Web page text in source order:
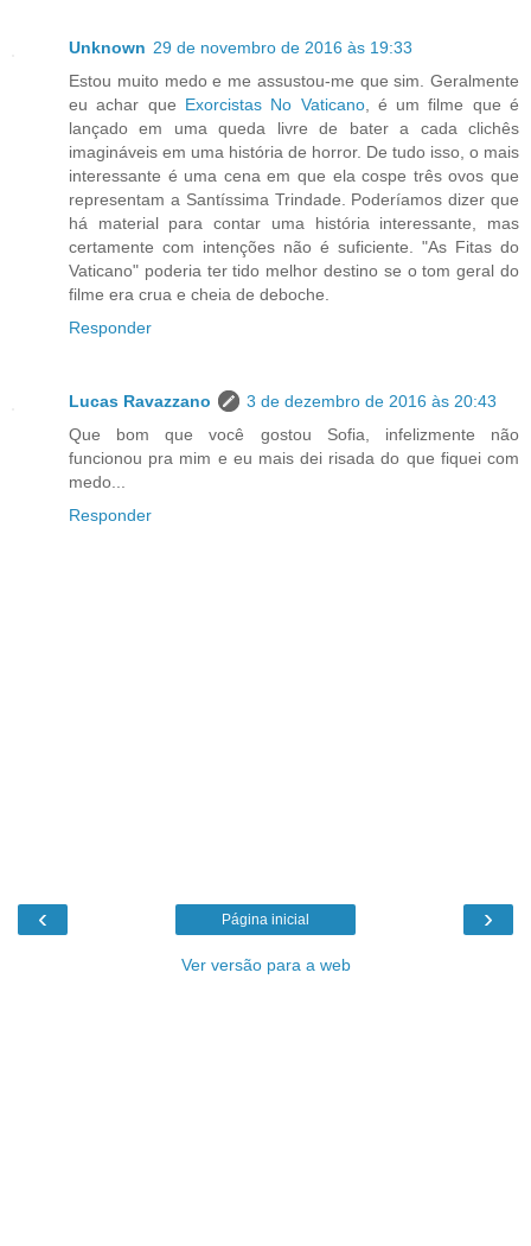
Unknown 29 de novembro de 2016 às 19:33
Estou muito medo e me assustou-me que sim. Geralmente
eu achar que Exorcistas No Vaticano, é um filme que é
lançado em uma queda livre de bater a cada clichês
imagináveis em uma história de horror. De tudo isso, o mais
interessante é uma cena em que ela cospe três ovos que
representam a Santíssima Trindade. Poderíamos dizer que
há material para contar uma história interessante, mas
certamente com intenções não é suficiente. "As Fitas do
Vaticano" poderia ter tido melhor destino se o tom geral do
filme era crua e cheia de deboche.
Responder
Lucas Ravazzano
3 de dezembro de 2016 às 20:43
Que bom que você gostou Sofia, infelizmente não
funcionou pra mim e eu mais dei risada do que fiquei com
medo...
Responder
‹ ›
Página inicial
Ver versão para a web